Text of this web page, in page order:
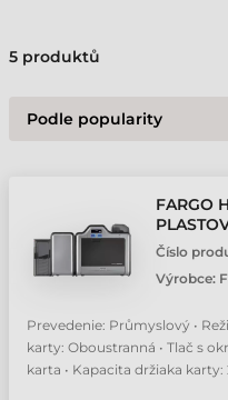
5 produktů
FARGO
Číslo
Výrobce:
Prevedenie: Průmyslový •
karty: Oboustranná • Tlač s
karta • Kapacita držiaka